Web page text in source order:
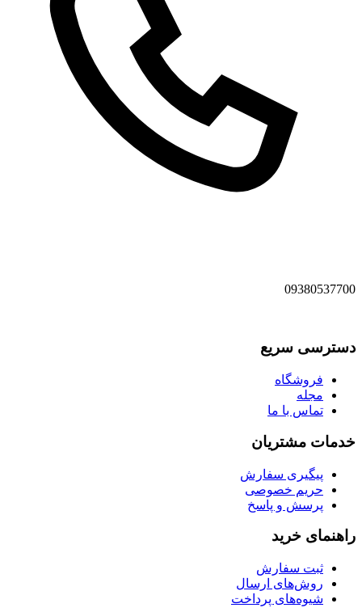
09380537700
دسترسی سریع
فروشگاه
مجله
تماس با ما
خدمات مشتریان
پیگیری سفارش
حریم خصوصی
پرسش و پاسخ
راهنمای خرید
ثبت سفارش
روش‌های ارسال
شیوه‌های پرداخت